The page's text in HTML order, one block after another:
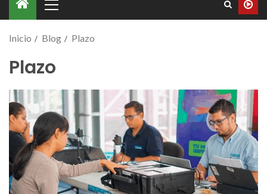
Inicio Blog Plazo
Plazo